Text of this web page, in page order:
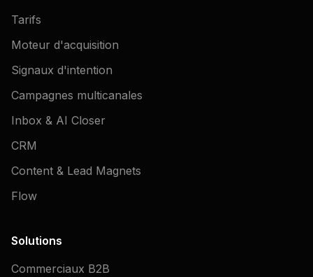
Tarifs
Moteur d'acquisition
Signaux d'intention
Campagnes multicanales
Inbox & AI Closer
CRM
Content & Lead Magnets
Flow
Solutions
Commerciaux B2B